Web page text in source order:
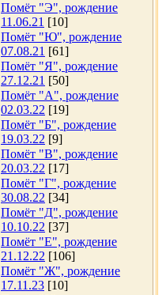
Помёт "Э", рождение
11.06.21 [10]
Помёт "Ю", рождение
07.08.21 [61]
Помёт "Я", рождение
27.12.21 [50]
Помёт "А", рождение
02.03.22 [19]
Помёт "Б", рождение
19.03.22 [9]
Помёт "В", рождение
20.03.22 [17]
Помёт "Г", рождение
30.08.22 [34]
Помёт "Д", рождение
10.10.22 [37]
Помёт "Е", рождение
21.12.22 [106]
Помёт "Ж", рождение
17.11.23 [10]